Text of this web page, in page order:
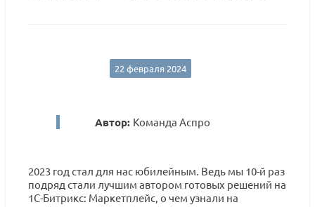
22 февраля 2024
Автор: Команда Аспро
2023 год стал для нас юбилейным. Ведь мы 10-й раз
подряд стали лучшим автором готовых решений на
1С-Битрикс: Маркетплейс, о чем узнали на